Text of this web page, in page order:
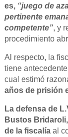
es, “juego de
pertinente
competente”, y
procedimiento
Al respecto, la
tiene
cual estimó
años de prisión
La defensa de
Bustos
de la fiscalíaal